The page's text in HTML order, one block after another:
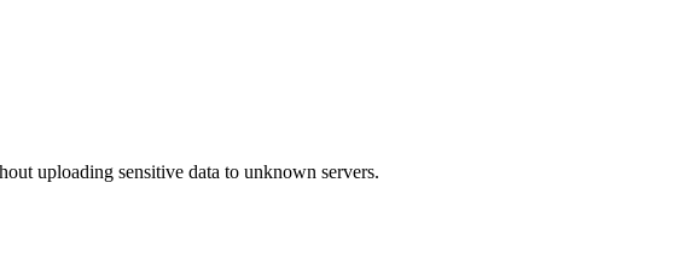
uploading sensitive data to unknown servers.